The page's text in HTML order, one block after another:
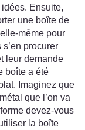
Ensuite,
une boîte de
même pour
procurer
leur demande
boîte a été
Imaginez que
que l’on va
devez-vous
la boîte